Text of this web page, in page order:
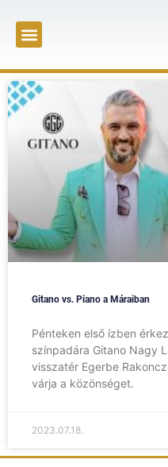
Gitano vs. Piano a Máraiban
Pénteken első ízben
színpadára Gitano Nagy
visszatér Egerbe
várja a közönséget.
2023.07.18.